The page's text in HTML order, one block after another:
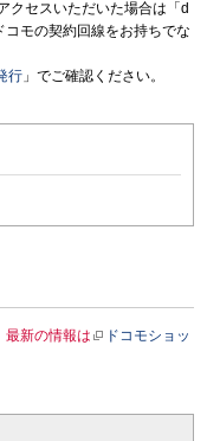
クセスいただいた場合は「d
モの契約回線をお持ちでな
行 」でご確認ください。
最新の情報は
ドコモショッ